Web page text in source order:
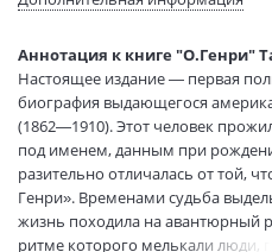
Размеры в мм
(ДхШхВ):
200x130x18
Вес:
310 гр.
Страниц:
270
Тираж:
5000 экз.
Код товара:
50065290
Артикул:
1023
ISBN:
Аннотация к книге "О.Генри"
Настоящее издание — первая
биография выдающегося
(1862—1910). Этот человек
под именем, данным при
разительно отличалась от той,
Генри». Временами судьба
жизнь походила на авантюрный
ритме которого мелькали люди,